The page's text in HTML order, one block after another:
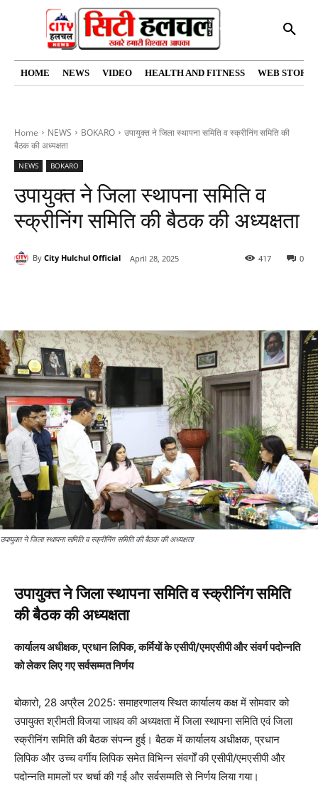
HOME NEWS VIDEO HEALTH AND FITNESS WEB
Home NEWS BOKARO
उपायुक्त ने जिला स्थापना समिति व स्क्रीनिंग समिति की
बैठक की अध्यक्षता
NEWS BOKARO
उपायुक्त ने जिला स्थापना समिति व
स्क्रीनिंग समिति की बैठक की अध्यक्षता
By City Hulchul Official April 28, 2025 0
417
उपायुक्त ने जिला स्थापना समिति व स्क्रीनिंग समिति की बैठक की अध्यक्षता
उपायुक्त ने जिला स्थापना समिति व स्क्रीनिंग समिति
की बैठक की अध्यक्षता
कार्यालय अधीक्षक, प्रधान लिपिक, कर्मियों के एसीपी/एमएसीपी और संवर्ग पदोन्नति
को लेकर लिए गए सर्वसम्मत निर्णय
बोकारो, 28 अप्रैल 2025: समाहरणालय स्थित कार्यालय कक्ष में सोमवार को
उपायुक्त श्रीमती विजया जाधव की अध्यक्षता में जिला स्थापना समिति एवं जिला
स्क्रीनिंग समिति की बैठक संपन्न हुई। बैठक में कार्यालय अधीक्षक, प्रधान
लिपिक और उच्च वर्गीय लिपिक समेत विभिन्न संवर्गों की एसीपी/एमएसीपी और
पदोन्नति मामलों पर चर्चा की गई और सर्वसम्मति से निर्णय लिया गया।